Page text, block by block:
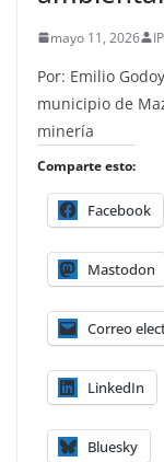
mayo 11, 2026
Por: Emilio
municipio de
minería
Comparte esto:
Facebook
Mastodon
Correo
LinkedIn
Bluesky